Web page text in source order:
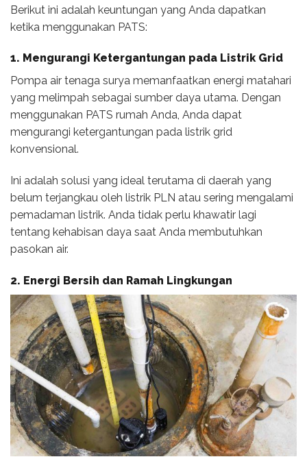
Berikut ini adalah keuntungan yang Anda dapatkan
ketika menggunakan PATS:
1. Mengurangi Ketergantungan pada Listrik Grid
Pompa air tenaga surya memanfaatkan energi matahari
yang melimpah sebagai sumber daya utama. Dengan
menggunakan PATS rumah Anda, Anda dapat
mengurangi ketergantungan pada listrik grid
konvensional.
Ini adalah solusi yang ideal terutama di daerah yang
belum terjangkau oleh listrik PLN atau sering mengalami
pemadaman listrik. Anda tidak perlu khawatir lagi
tentang kehabisan daya saat Anda membutuhkan
pasokan air.
2. Energi Bersih dan Ramah Lingkungan